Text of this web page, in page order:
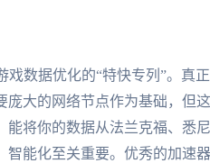
数据优化的“特快专列”。真
大的网络节点作为基础，但
将你的数据从法兰克福、悉
能化至关重要。优秀的加速